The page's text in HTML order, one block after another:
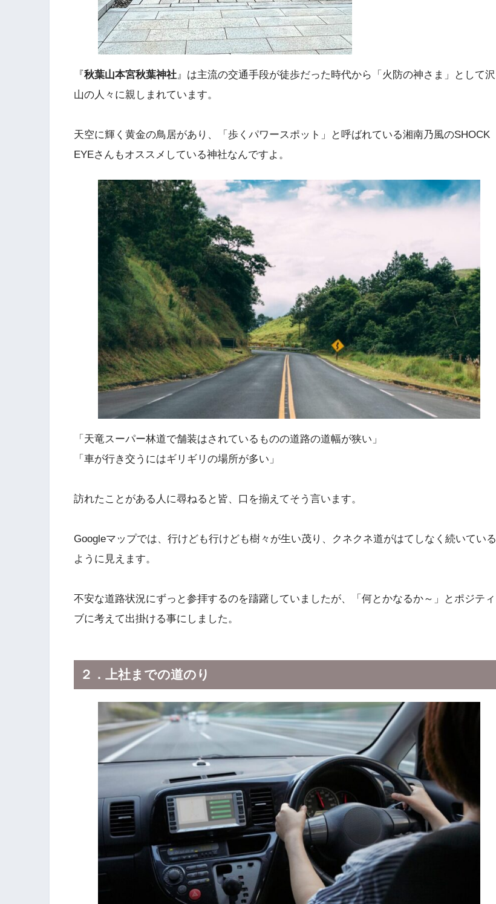
『秋葉山本宮秋葉神社 』は主流の交通手段が徒歩だった時代から「火防の神さま」として沢
山の人々に親しまれています。
天空に輝く黄金の鳥居があり、「歩くパワースポット」と呼ばれている湘南乃風のSHOCK
EYEさんもオススメしている神社なんですよ。
「天竜スーパー林道で舗装はされているものの道路の道幅が狭い」
「車が行き交うにはギリギリの場所が多い」
訪れたことがある人に尋ねると皆、口を揃えてそう言います。
Googleマップでは、行けども行けども樹々が生い茂り、クネクネ道がはてしなく続いている
ように見えます。
不安な道路状況にずっと参拝するのを躊躇していましたが、「何とかなるか～」とポジティ
ブに考えて出掛ける事にしました。
２．上社までの道のり